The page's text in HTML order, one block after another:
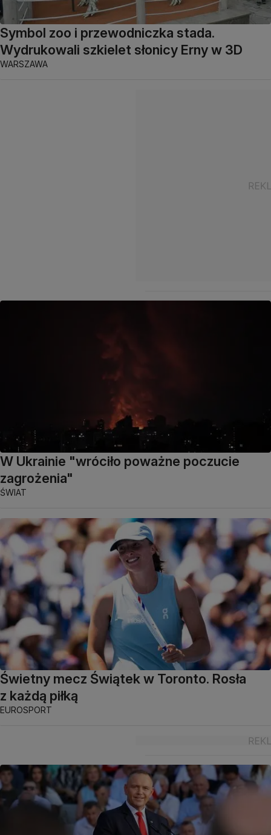
Symbol zoo i przewodniczka stada.
Wydrukowali szkielet słonicy Erny w 3D
WARSZAWA
W Ukrainie "wróciło poważne poczucie
zagrożenia"
ŚWIAT
Świetny mecz Świątek w Toronto. Rosła
z każdą piłką
EUROSPORT